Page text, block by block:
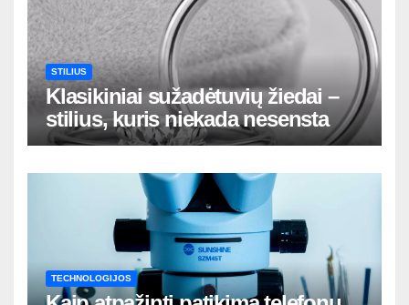
STILIUS
Klasikiniai sužadėtuvių žiedai –
stilius, kuris niekada nesensta
TECHNOLOGIJOS